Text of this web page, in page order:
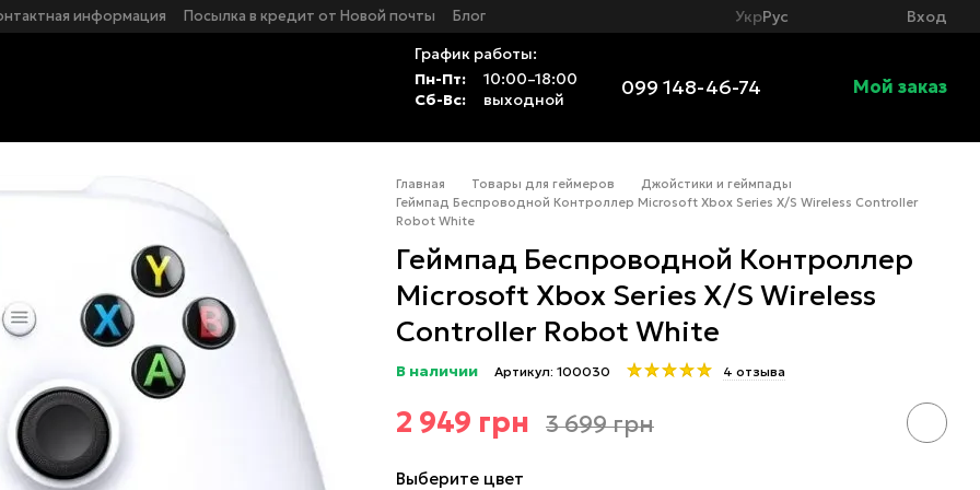
информация Посылка в кредит от Новой почты
Блог
УкрРус Вход
График работы:
Пн-Пт:
10:00–18:00
Сб-Вс:
выходной 099 148-46-74 Мой заказ
Главная Товары для геймеров
Джойстики и геймпады
Геймпад Беспроводной Контроллер Microsoft Xbox Series X/S Wireless Controller
Robot White
Геймпад Беспроводной Контроллер
Microsoft Xbox Series X/S Wireless
Controller Robot White
В наличии Артикул: 100030 4 отзыва
2 949 грн 3 699 грн
Выберите цвет